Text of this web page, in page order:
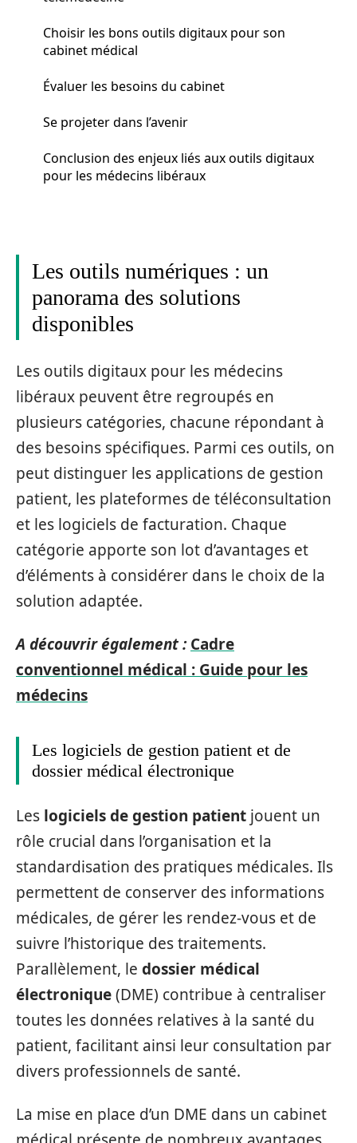
Choisir les bons outils digitaux pour son
cabinet médical
Évaluer les besoins du cabinet
Se projeter dans l’avenir
Conclusion des enjeux liés aux outils digitaux
pour les médecins libéraux
Les outils numériques : un
panorama des solutions
disponibles
Les outils digitaux pour les médecins
libéraux peuvent être regroupés en
plusieurs catégories, chacune répondant à
des besoins spécifiques. Parmi ces outils, on
peut distinguer les applications de gestion
patient, les plateformes de téléconsultation
et les logiciels de facturation. Chaque
catégorie apporte son lot d’avantages et
d’éléments à considérer dans le choix de la
solution adaptée.
A découvrir également : Cadre
conventionnel médical : Guide pour les
médecins
Les logiciels de gestion patient et de
dossier médical électronique
Les logiciels de gestion patient jouent un
rôle crucial dans l’organisation et la
standardisation des pratiques médicales. Ils
permettent de conserver des informations
médicales, de gérer les rendez-vous et de
suivre l’historique des traitements.
Parallèlement, le dossier médical
électronique(DME) contribue à centraliser
toutes les données relatives à la santé du
patient, facilitant ainsi leur consultation par
divers professionnels de santé.
La mise en place d’un DME dans un cabinet